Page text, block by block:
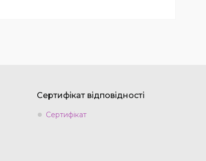
Сертифікат відповідності
Сертифікат